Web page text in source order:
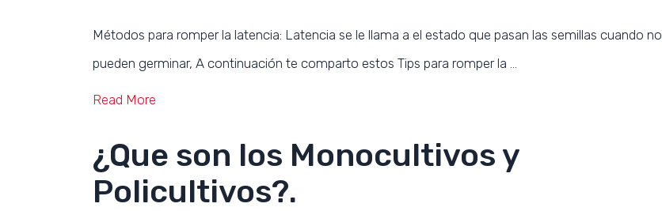
Métodos para romper la latencia: Latencia se le llama a el estado que pasan las semillas cuando no
pueden germinar, A continuación te comparto estos Tips para romper la …
Read More
¿Que son los Monocultivos y
Policultivos?.